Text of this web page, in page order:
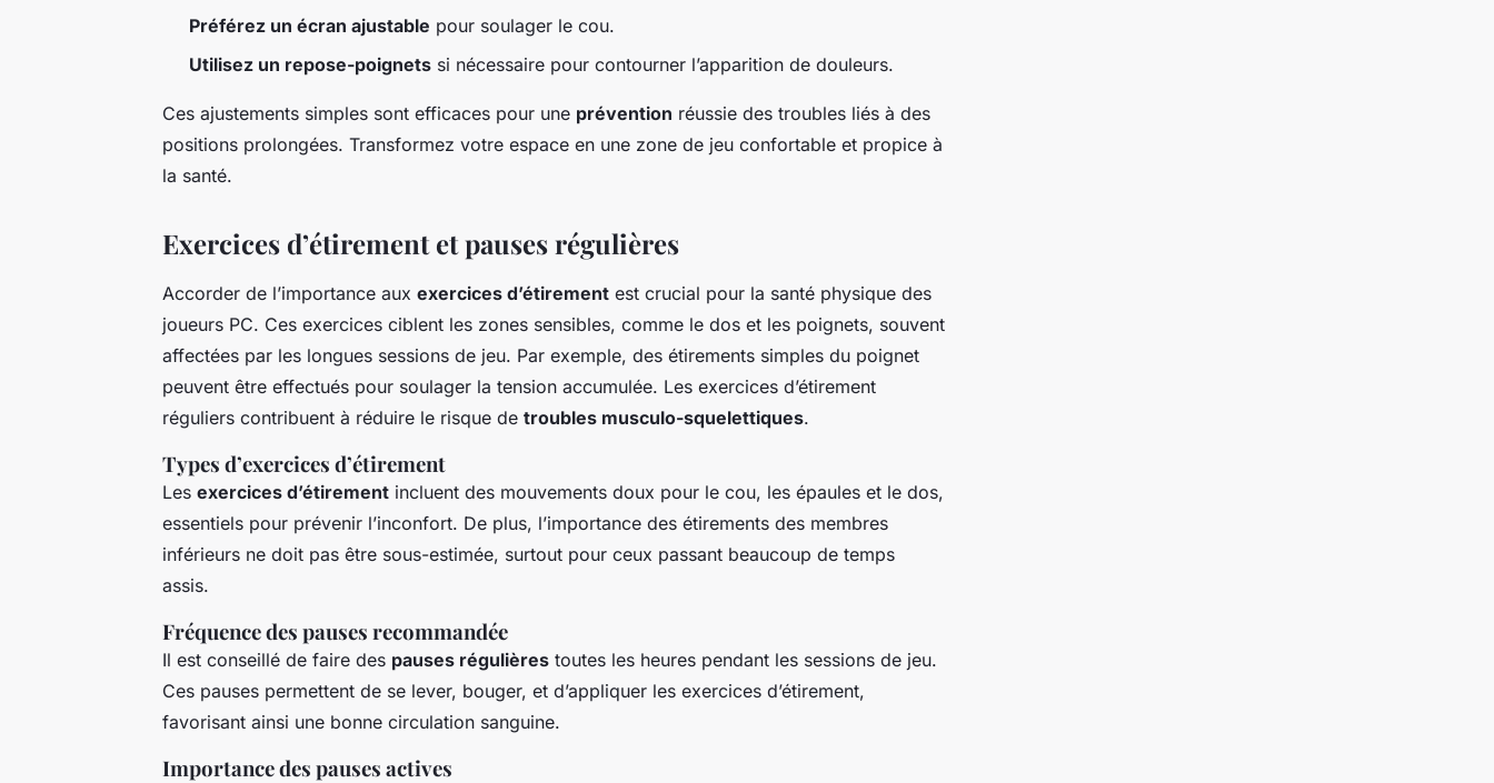
Préférez un écran ajustable pour soulager le cou.
Utilisez un repose-poignets si nécessaire pour contourner l’apparition de douleurs.
Ces ajustements simples sont efficaces pour une prévention réussie des troubles liés à des
positions prolongées. Transformez votre espace en une zone de jeu confortable et propice à
la santé.
Exercices d’étirement et pauses régulières
Accorder de l’importance aux exercices d’étirement est crucial pour la santé physique des
joueurs PC. Ces exercices ciblent les zones sensibles, comme le dos et les poignets, souvent
affectées par les longues sessions de jeu. Par exemple, des étirements simples du poignet
peuvent être effectués pour soulager la tension accumulée. Les exercices d’étirement
réguliers contribuent à réduire le risque de troubles musculo-squelettiques.
Types d’exercices d’étirement
Les exercices d’étirement incluent des mouvements doux pour le cou, les épaules et le dos,
essentiels pour prévenir l’inconfort. De plus, l’importance des étirements des membres
inférieurs ne doit pas être sous-estimée, surtout pour ceux passant beaucoup de temps
assis.
Fréquence des pauses recommandée
Il est conseillé de faire des pauses régulières toutes les heures pendant les sessions de jeu.
Ces pauses permettent de se lever, bouger, et d’appliquer les exercices d’étirement,
favorisant ainsi une bonne circulation sanguine.
Importance des pauses actives